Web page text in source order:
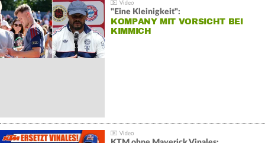
"Eine Kleinigkeit":
KOMPANY MIT VORSICHT BEI
KIMMICH